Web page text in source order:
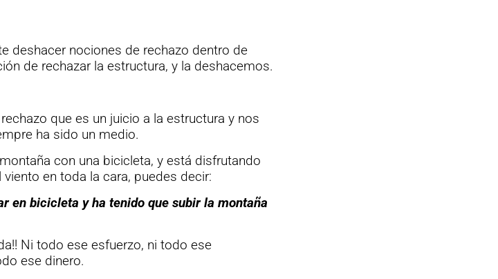
deshacer nociones de rechazo dentro de
de rechazar la estructura, y la deshacemos.
que es un juicio a la estructura y nos
ha sido un medio.
con una bicicleta, y está disfrutando
en toda la cara, puedes decir:
en bicicleta y ha tenido que subir la montaña
Ni todo ese esfuerzo, ni todo ese
ese dinero.